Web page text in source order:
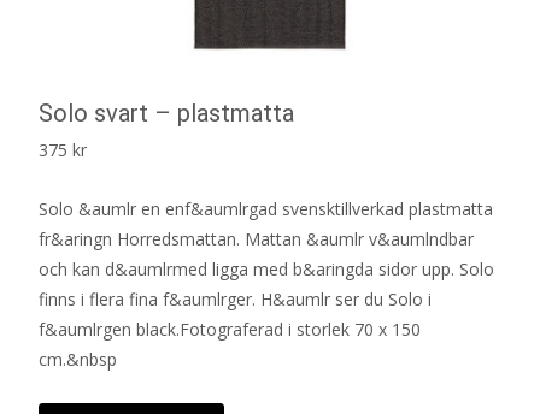
Solo svart – plastmatta
375 kr
Solo &aumlr en enf&aumlrgad svensktillverkad plastmatta
fr&aringn Horredsmattan. Mattan &aumlr v&aumlndbar
och kan d&aumlrmed ligga med b&aringda sidor upp. Solo
finns i flera fina f&aumlrger. H&aumlr ser du Solo i
f&aumlrgen black.Fotograferad i storlek 70 x 150
cm.&nbsp